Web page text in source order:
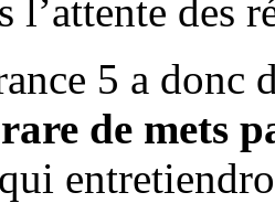
l’attente des
5 a donc
rare de mets
qui